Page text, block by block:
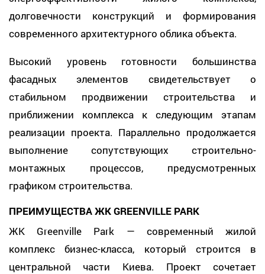
долговечности конструкций и формирования
современного архитектурного облика объекта.
Высокий уровень готовности большинства
фасадных элементов свидетельствует о
стабильном продвижении строительства и
приближении комплекса к следующим этапам
реализации проекта. Параллельно продолжается
выполнение сопутствующих строительно-
монтажных процессов, предусмотренных
графиком строительства.
ПРЕИМУЩЕСТВА ЖК GREENVILLE PARK
ЖК Greenville Park — современный жилой
комплекс бизнес-класса, который строится в
центральной части Киева. Проект сочетает